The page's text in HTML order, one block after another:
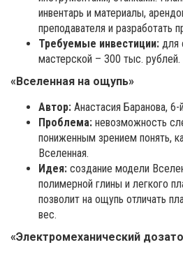
инвентарь и материалы,
преподавателя и разработать
Требуемые инвестиции: для
мастерской – 300 тыс. рублей.
«Вселенная на ощупь»
Автор: Анастасия Баранова, 6-
Проблема: невозможность
пониженным зрением понять,
Вселенная.
Идея: создание модели
полимерной глины и легкого
позволит на ощупь отличать
вес.
«Электромеханический